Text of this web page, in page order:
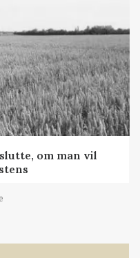
om man vil